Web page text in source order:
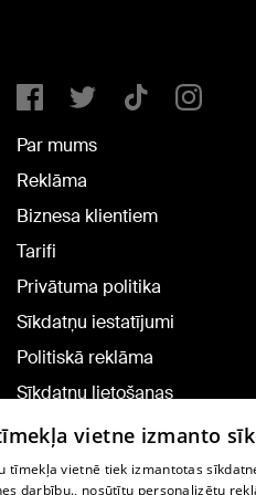
Par mums
Reklāma
Biznesa klientiem
Tarifi
Privātuma politika
Sīkdatņu iestatījumi
Politiskā reklāma
Sīkdatņu lietošanas
noteikumi
Komentāru pievienošana
vietne izmanto
tīmekļa vietnē tiek izmantotas
darbību., nosūtītu personalizētu